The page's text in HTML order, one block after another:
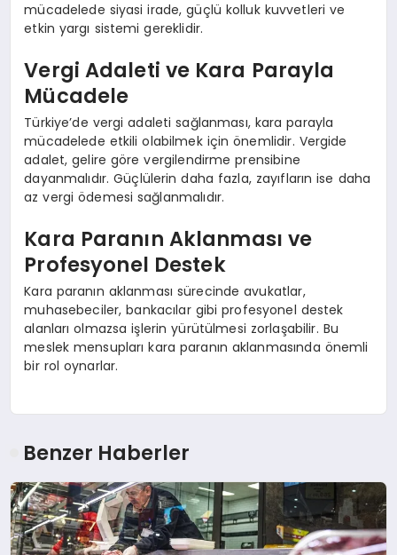
mücadelede siyasi irade, güçlü kolluk kuvvetleri ve
etkin yargı sistemi gereklidir.
Vergi Adaleti ve Kara Parayla
Mücadele
Türkiye’de vergi adaleti sağlanması, kara parayla
mücadelede etkili olabilmek için önemlidir. Vergide
adalet, gelire göre vergilendirme prensibine
dayanmalıdır. Güçlülerin daha fazla, zayıfların ise daha
az vergi ödemesi sağlanmalıdır.
Kara Paranın Aklanması ve
Profesyonel Destek
Kara paranın aklanması sürecinde avukatlar,
muhasebeciler, bankacılar gibi profesyonel destek
alanları olmazsa işlerin yürütülmesi zorlaşabilir. Bu
meslek mensupları kara paranın aklanmasında önemli
bir rol oynarlar.
Benzer Haberler